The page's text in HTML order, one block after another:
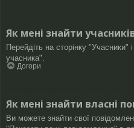
Як мені знайти
Перейдіть на сторінку "Учасники"
учасника".
Догори
Як мені знайти власні
Ви можете знайти свої